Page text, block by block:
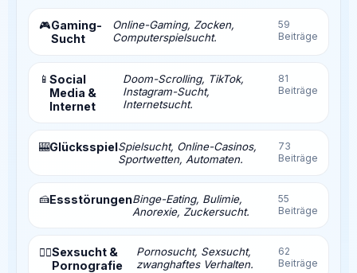
🎮Gaming-
Sucht
Online-Gaming, Zocken,
Computerspielsucht.
59
Beiträge
📱 Social
Media &
Internet
Doom-Scrolling, TikTok,
Instagram-Sucht,
Internetsucht.
81
Beiträge
🎰GlücksspielSpielsucht, Online-Casinos,
Sportwetten, Automaten.
73
Beiträge
🍰EssstörungenBinge-Eating, Bulimie,
Anorexie, Zuckersucht.
55
Beiträge
❤️‍🔥Sexsucht &
Pornografie
Pornosucht, Sexsucht,
zwanghaftes Verhalten.
62
Beiträge